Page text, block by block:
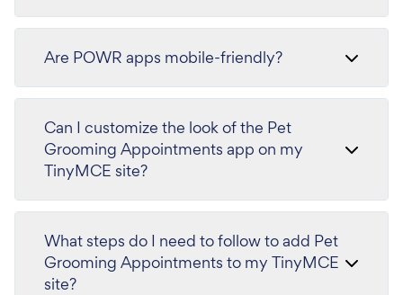
Are POWR apps mobile-friendly?
Can I customize the look of the Pet
Grooming Appointments app on my
TinyMCE site?
What steps do I need to follow to add Pet
Grooming Appointments to my TinyMCE
site?